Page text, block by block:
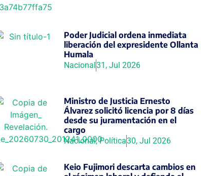
Poder Judicial ordena inmediata
liberación del expresidente Ollanta
Humala
Nacional31, Jul 2026
Ministro de Justicia Ernesto
Álvarez solicitó licencia por 8 días
desde su juramentación en el
cargo
Nacional,Política30, Jul 2026
Keio Fujimori descarta cambios en